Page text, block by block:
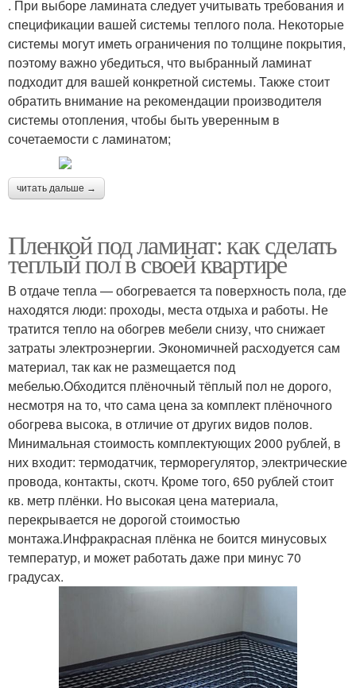
. При выборе ламината следует учитывать требования и
спецификации вашей системы теплого пола. Некоторые
системы могут иметь ограничения по толщине покрытия,
поэтому важно убедиться, что выбранный ламинат
подходит для вашей конкретной системы. Также стоит
обратить внимание на рекомендации производителя
системы отопления, чтобы быть уверенным в
сочетаемости с ламинатом;
читать дальше →
Пленкой под ламинат: как сделать
теплый пол в своей квартире
В отдаче тепла — обогревается та поверхность пола, где
находятся люди: проходы, места отдыха и работы. Не
тратится тепло на обогрев мебели снизу, что снижает
затраты электроэнергии. Экономичней расходуется сам
материал, так как не размещается под
мебелью.Обходится плёночный тёплый пол не дорого,
несмотря на то, что сама цена за комплект плёночного
обогрева высока, в отличие от других видов полов.
Минимальная стоимость комплектующих 2000 рублей, в
них входит: термодатчик, терморегулятор, электрические
провода, контакты, скотч. Кроме того, 650 рублей стоит
кв. метр плёнки. Но высокая цена материала,
перекрывается не дорогой стоимостью
монтажа.Инфракрасная плёнка не боится минусовых
температур, и может работать даже при минус 70
градусах.